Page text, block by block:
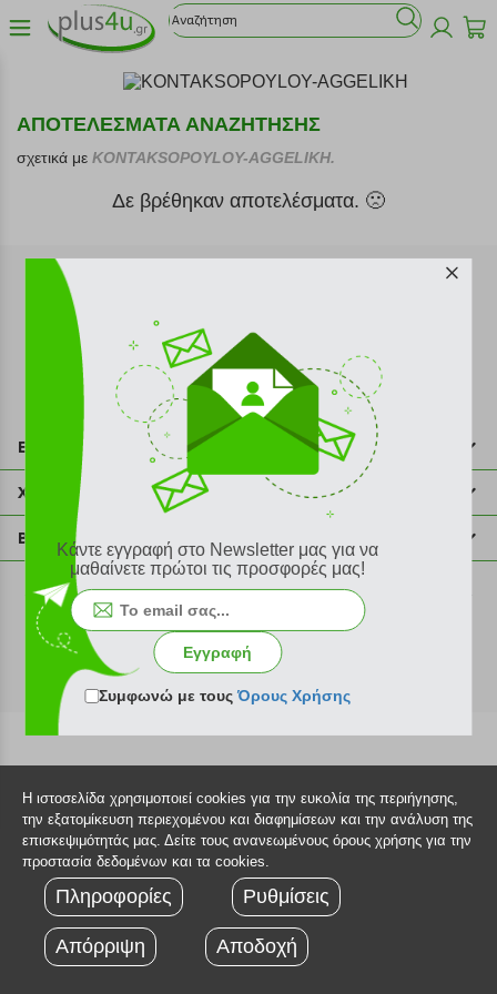
ΑΠΟΤΕΛΕΣΜΑΤΑ ΑΝΑΖΗΤΗΣΗΣ
σχετικά με KONTAKSOPOYLOY-AGGELIKH.
Δε βρέθηκαν αποτελέσματα. 🙁
Εγγραφή στο newsletter
Επικοινωνία
211 2000 700
info@plus4u.gr
Χρήσιμες πληροφορίες
Η εταιρία
Σημεία παραλαβής
Ευκαιρίες καριέρας
Όροι χρήσης
Sitemap
Βοήθεια
Εξέλιξη παραγγελίας
Τρόποι παραγγελίας
Τρόποι πληρωμής
Τρόποι αποστολής
Πολιτική επιστροφών
Τεχνική υποστήριξη
©2026 Plus4u.gr
Κάντε εγγραφή στο Newsletter μας για να
μαθαίνετε πρώτοι τις προσφορές μας!
Εγγραφή
Συμφωνώ με τουςΌρους Χρήσης
Η ιστοσελίδα χρησιμοποιεί cookies για την ευκολία της περιήγησης,
την εξατομίκευση περιεχομένου και διαφημίσεων και την ανάλυση της
επισκεψιμότητάς μας. Δείτε τους ανανεωμένους όρους χρήσης για την
προστασία δεδομένων και τα cookies.
Πληροφορίες Ρυθμίσεις
Απόρριψη Αποδοχή